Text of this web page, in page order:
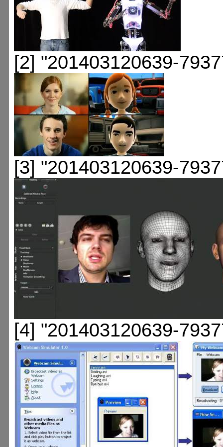
[2] "201403120639-
[3] "201403120639-
[4] "201403120639-